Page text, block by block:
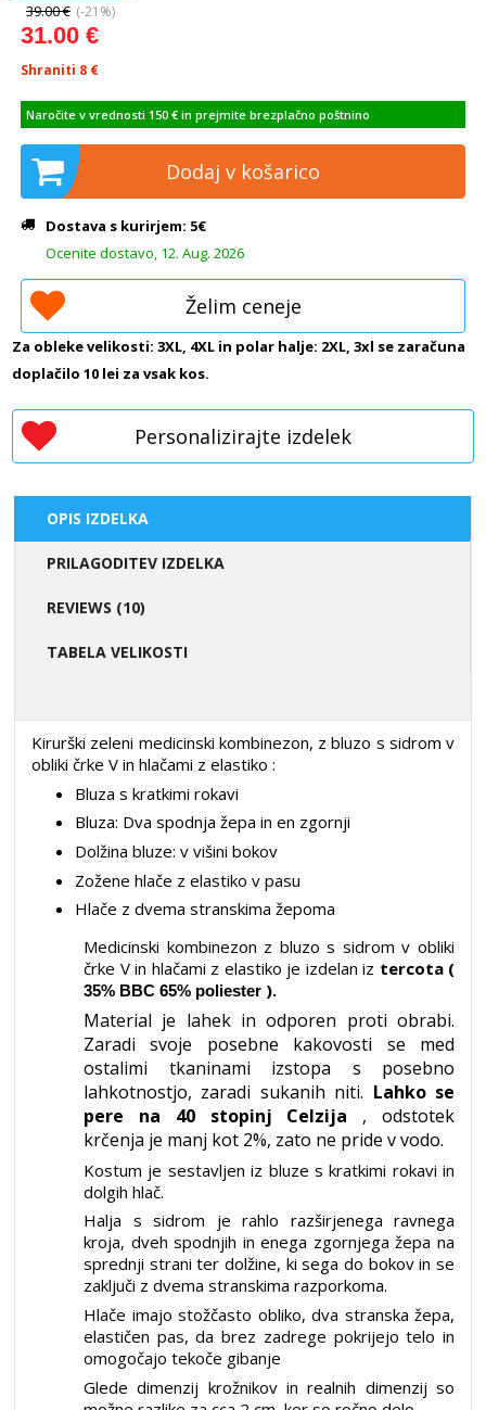
39.00 € (-21%)
31.00 €
Shraniti 8 €
Naročite v vrednosti 150 € in prejmite brezplačno poštnino
Dodaj v košarico
Dostava s kurirjem: 5€
Ocenite dostavo, 12. Aug. 2026
Želim ceneje
Za obleke velikosti: 3XL, 4XL in polar halje: 2XL, 3xl se zaračuna
doplačilo 10 lei za vsak kos.
Personalizirajte izdelek
OPIS IZDELKA
PRILAGODITEV IZDELKA
REVIEWS (10)
TABELA VELIKOSTI
Kirurški zeleni medicinski kombinezon, z bluzo s sidrom v
obliki črke V in hlačami z elastiko :
Bluza s kratkimi rokavi
Bluza: Dva spodnja žepa in en zgornji
Dolžina bluze: v višini bokov
Zožene hlače z elastiko v pasu
Hlače z dvema stranskima žepoma
Medicinski kombinezon z bluzo s sidrom v obliki
črke V in hlačami z elastiko je izdelan iz tercota (
35% BBC 65% poliester ).
Material je lahek in odporen proti obrabi.
Zaradi svoje posebne kakovosti se med
ostalimi tkaninami izstopa s posebno
lahkotnostjo, zaradi sukanih niti. Lahko se
pere na 40 stopinj Celzija , odstotek
krčenja je manj kot 2%, zato ne pride v vodo.
Kostum je sestavljen iz bluze s kratkimi rokavi in
dolgih hlač.
Halja s sidrom je rahlo razširjenega ravnega
kroja, dveh spodnjih in enega zgornjega žepa na
sprednji strani ter dolžine, ki sega do bokov in se
zaključi z dvema stranskima razporkoma.
Hlače imajo stožčasto obliko, dva stranska žepa,
elastičen pas, da brez zadrege pokrijejo telo in
omogočajo tekoče gibanje
Glede dimenzij krožnikov in realnih dimenzij so